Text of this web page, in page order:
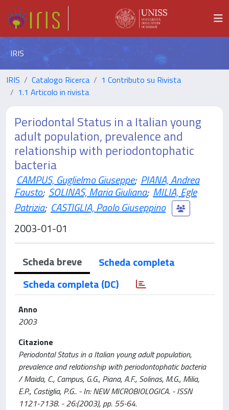
IRIS
IRIS Catalogo Ricerca
1 Contributo su Rivista
1.1 Articolo in rivista
Periodontal Status in a Italian young
adult population, prevalence and
relationship with periodontophatic
bacteria
CAMPUS, Guglielmo Giuseppe; PIANA, Andrea
Fausto; SOLINAS, Maria Giuliana; MILIA, Egle
Patrizia; CASTIGLIA, Paolo Giuseppino
2003-01-01
Scheda breve
Scheda completa
Scheda completa (DC)
Anno
2003
Citazione
Periodontal Status in a Italian young adult population,
prevalence and relationship with periodontophatic bacteria
/ Maida, C., Campus, G.G., Piana, A.F., Solinas, M.G., Milia,
E.P., Castiglia, P.G.. - In: NEW MICROBIOLOGICA. - ISSN
1121-7138. - 26:(2003), pp. 55-64.